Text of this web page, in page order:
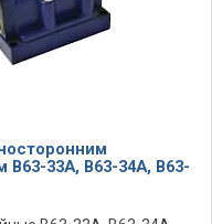
33А, В63-34А, В63-